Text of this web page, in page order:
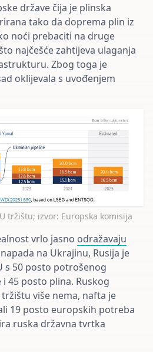
države čija je plinska
tako da doprema plin iz
noći prebaciti na druge
najčešće zahtijeva ulaganja
Zbog toga je
oklijevala s uvođenjem
tržištu; izvor: Europska komisija
vrlo jasno odražavaju
na Ukrajinu, Rusija je
s 50 posto potrošenog
45 posto plina. Ruskog
više nema, nafta je
19 posto europskih potreba
ruska državna tvrtka